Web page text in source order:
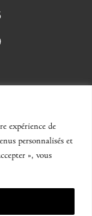
expérience de
personnalisés et
», vous